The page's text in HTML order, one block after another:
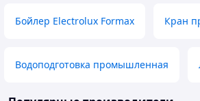
Бойлер Electrolux Formax Кран
Водоподготовка промышленная